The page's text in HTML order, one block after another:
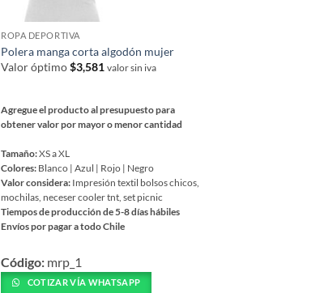
página
de
producto
ROPA DEPORTIVA
Polera manga corta algodón mujer
Valor óptimo$3,581 valor sin iva
Agregue el producto al presupuesto para
obtener valor por mayor o menor cantidad
Tamaño:XS a XL
Colores: Blanco | Azul | Rojo | Negro
Valor considera: Impresión textil bolsos chicos,
mochilas, neceser cooler tnt, set picnic
Tiempos de producción de 5-8 días hábiles
Envíos por pagar a todo Chile
producto
tiene
Código: mrp_1
COTIZAR VÍA WHATSAPP